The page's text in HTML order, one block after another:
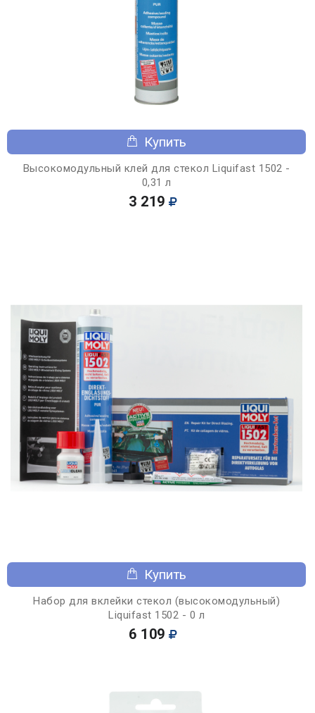
Купить
Высокомодульный клей для стекол Liquifast 1502 -
0,31 л
3 219
Купить
Набор для вклейки стекол (высокомодульный)
Liquifast 1502 - 0 л
6 109